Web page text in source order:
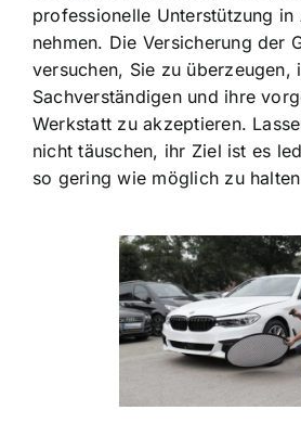
professionelle Unterstützung in
nehmen. Die Versicherung der
versuchen, Sie zu überzeugen,
Sachverständigen und ihre
Werkstatt zu akzeptieren.
nicht täuschen, ihr Ziel ist es
so gering wie möglich zu